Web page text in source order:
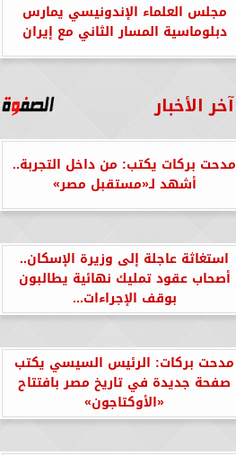
مجلس العلماء الإندونيسي يمارس
دبلوماسية المسار الثاني مع إيران
آخر الأخبار
مدحت بركات يكتب: من داخل التجربة..
أشهد لـ«مستقبل مصر»
استغاثة عاجلة إلى وزيرة الإسكان..
أصحاب عقود تمليك نهائية يطالبون
بوقف الإجراءات...
مدحت بركات: الرئيس السيسي يكتب
صفحة جديدة في تاريخ مصر بافتتاح
«الأوكتاجون»